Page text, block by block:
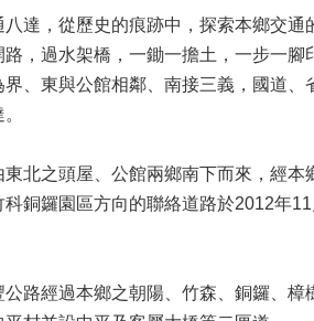
達，從歷史的痕跡中，探索本鄉交
，過水架橋，一鋤一擔土，一步一腳
、東與公館相鄰、南接三義，國道
北之頭屋、公館兩鄉南下而來，經
銅鑼園區方向的聯絡道路於2012年
路經過本鄉之朝陽、竹森、銅鑼、樟